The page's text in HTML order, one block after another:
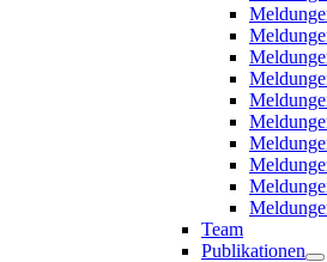
Team
Publikationen